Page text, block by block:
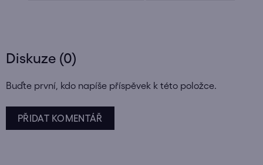
Diskuze (0)
Buďte první, kdo napíše příspěvek k této položce.
PŘIDAT KOMENTÁŘ